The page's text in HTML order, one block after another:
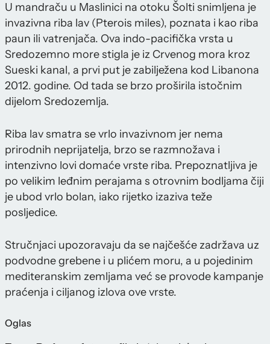
U mandraču u Maslinici na otoku Šolti snimljena je
invazivna riba lav (Pterois miles), poznata i kao riba
paun ili vatrenjača. Ova indo-pacifička vrsta u
Sredozemno more stigla je iz Crvenog mora kroz
Sueski kanal, a prvi put je zabilježena kod Libanona
2012. godine. Od tada se brzo proširila istočnim
dijelom Sredozemlja.
Riba lav smatra se vrlo invazivnom jer nema
prirodnih neprijatelja, brzo se razmnožava i
intenzivno lovi domaće vrste riba. Prepoznatljiva je
po velikim leđnim perajama s otrovnim bodljama čiji
je ubod vrlo bolan, iako rijetko izaziva teže
posljedice.
Stručnjaci upozoravaju da se najčešće zadržava uz
podvodne grebene i u plićem moru, a u pojedinim
mediteranskim zemljama već se provode kampanje
praćenja i ciljanog izlova ove vrste.
Oglas